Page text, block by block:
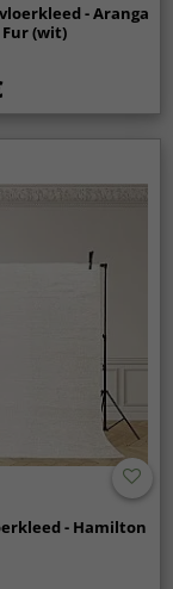
- Aranga
(wit)
- Hamilton